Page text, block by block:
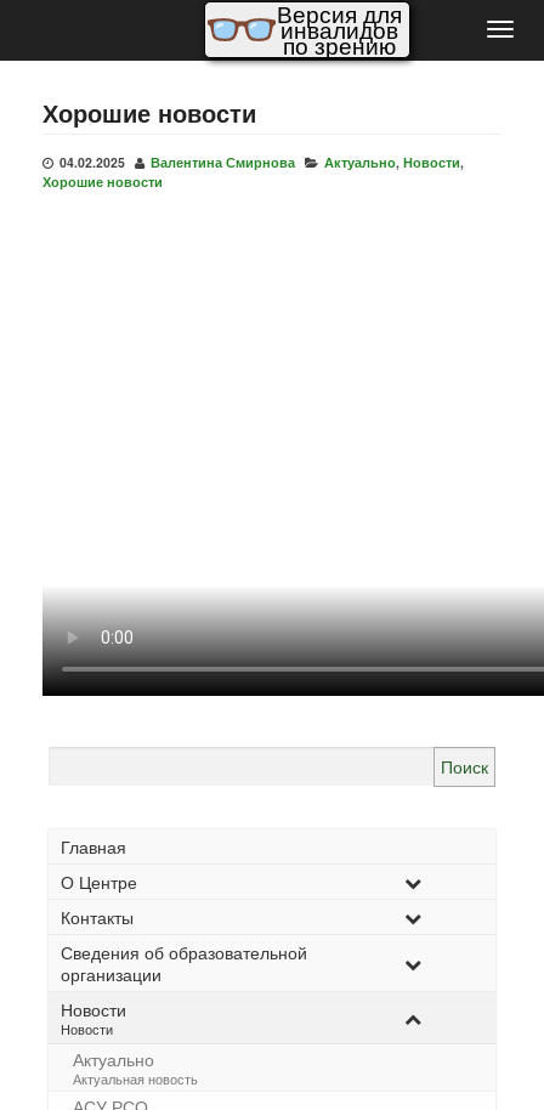
Версия для
инвалидов
по зрению
Хорошие новости
04.02.2025 Валентина Смирнова Актуально, Новости,
Хорошие новости
Главная
О Центре
Контакты
Сведения об образовательной
организации
Новости
–
Новости
Актуально
–
Актуальная новость